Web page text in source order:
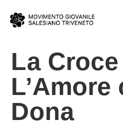
La Croce
L’Amore
Dona